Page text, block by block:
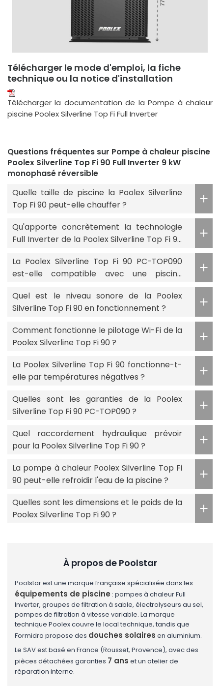
Télécharger le mode d'emploi, la fiche
technique ou la notice d'installation
Télécharger la documentation de la Pompe à chaleur
piscine Poolex Silverline Top Fi Full Inverter
Questions fréquentes sur Pompe à chaleur piscine
Poolex Silverline Top Fi 90 Full Inverter 9 kW
monophasé réversible
Quelle taille de piscine la Poolex Silverline
Top Fi 90 peut-elle chauffer ?
Qu'apporte concrètement la technologie
Full Inverter de la Poolex Silverline Top Fi 90
La Poolex Silverline Top Fi 90 PC-TOP090
est-elle compatible avec une piscine
Quel est le niveau sonore de la Poolex
Silverline Top Fi 90 en fonctionnement ?
Comment fonctionne le pilotage Wi-Fi de la
Poolex Silverline Top Fi 90 ?
La Poolex Silverline Top Fi 90 fonctionne-t-
elle par températures négatives ?
Quelles sont les garanties de la Poolex
Silverline Top Fi 90 PC-TOP090 ?
Quel raccordement hydraulique prévoir
pour la Poolex Silverline Top Fi 90 ?
La pompe à chaleur Poolex Silverline Top Fi
90 peut-elle refroidir l'eau de la piscine ?
Quelles sont les dimensions et le poids de la
Poolex Silverline Top Fi 90 ?
À propos de Poolstar
Poolstar est une marque française spécialisée dans les
équipements de piscine : pompes à chaleur Full
Inverter, groupes de filtration à sable, électrolyseurs au sel,
pompes de filtration à vitesse variable. La marque
technique Poolex couvre le local technique, tandis que
Formidra propose des douches solaires en aluminium.
Le SAV est basé en France (Rousset, Provence), avec des
pièces détachées garanties 7 ans et un atelier de
réparation interne.